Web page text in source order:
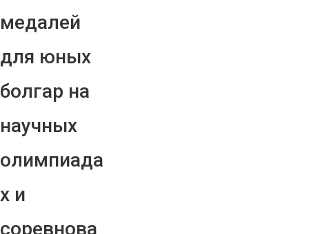
медалей
для юных
болгар на
научных
олимпиада
х и
соревнова